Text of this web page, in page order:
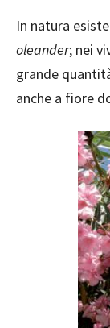
In natura
oleander; nei
grande
anche a fiore